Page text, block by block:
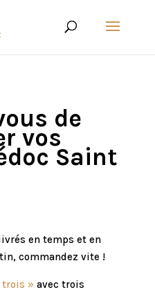
de
vos
Saint
en temps et en
commandez vite !
trois » avec trois